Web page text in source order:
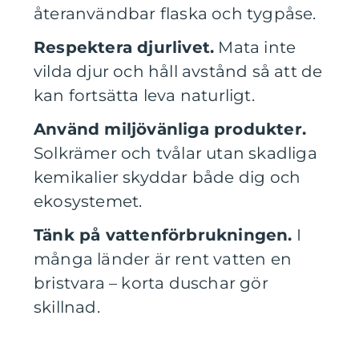
återanvändbar flaska och tygpåse.
Respektera djurlivet. Mata inte
vilda djur och håll avstånd så att de
kan fortsätta leva naturligt.
Använd miljövänliga produkter.
Solkrämer och tvålar utan skadliga
kemikalier skyddar både dig och
ekosystemet.
Tänk på vattenförbrukningen. I
många länder är rent vatten en
bristvara – korta duschar gör
skillnad.